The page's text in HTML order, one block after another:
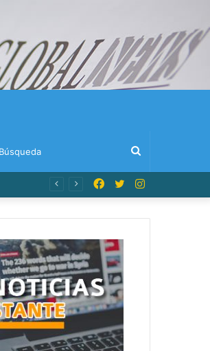
Búsqueda
Instagram
Twitter
Facebook